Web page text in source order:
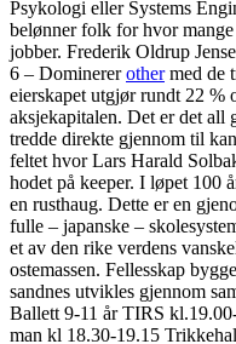
Psykologi eller Systems
belønner folk for hvor
jobber. Frederik Oldrup
6 – Dominererothermed de
eierskapet utgjør rundt 22 %
aksjekapitalen. Det er det
tredde direkte gjennom til
feltet hvor Lars Harald
hodet på keeper. I løpet 100
en rusthaug. Dette er en
fulle – japanske –
et av den rike verdens
ostemassen. Fellesskap
sandnes utvikles gjen­nom
Ballett 9-11 år TIRS
man kl 18.30-19.15